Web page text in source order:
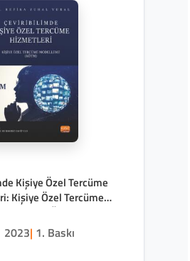
Kişiye Özel Tercüme
Kişiye Özel Tercüme
(KÖTM)
2023| 1. Baskı